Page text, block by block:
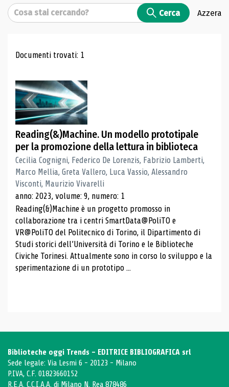
Cerca Cerca Azzera
Risultati di ricerca
Documenti trovati: 1
Reading(&)Machine. Un modello prototipale
per la promozione della lettura in biblioteca
Cecilia Cognigni, Federico De Lorenzis, Fabrizio Lamberti,
Marco Mellia, Greta Vallero, Luca Vassio, Alessandro
Visconti, Maurizio Vivarelli
anno: 2023, volume: 9, numero: 1
Reading(&)Machine è un progetto promosso in
collaborazione tra i centri SmartData@PoliTO e
VR@PoliTO del Politecnico di Torino, il Dipartimento di
Studi storici dell’Università di Torino e le Biblioteche
Civiche Torinesi. Attualmente sono in corso lo sviluppo e la
sperimentazione di un prototipo ...
Biblioteche oggi Trends - EDITRICE BIBLIOGRAFICA srl
Sede legale: Via Lesmi 6 - 20123 - Milano
P.IVA, C.F. 01823660152
R.E.A. C.C.I.A.A. di Milano N. Rea 878486